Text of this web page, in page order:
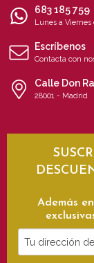
683 185 759
Lunes a Viernes
Escríbenos
Contacta con
Calle Don
28001 - Madrid
Además
Tu
dirección